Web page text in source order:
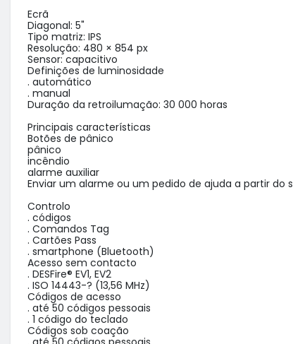
Ecrã
Diagonal: 5"
Tipo matriz: IPS
Resolução: 480 × 854 px
Sensor: capacitivo
Definições de luminosidade
. automático
. manual
Duração da retroilumação: 30 000 horas
Principais características
Botões de pânico
pânico
incêndio
alarme auxiliar
Enviar um alarme ou um pedido de ajuda a partir do
Controlo
. códigos
. Comandos Tag
. Cartões Pass
. smartphone (Bluetooth)
Acesso sem contacto
. DESFire® EV1, EV2
. ISO 14443-? (13,56 MHz)
Códigos de acesso
. até 50 códigos pessoais
. 1 código do teclado
Códigos sob coação